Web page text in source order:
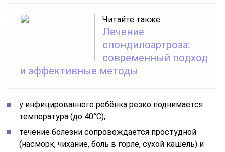
Читайте также:
Лечение
спондилоартроза:
современный подход
и эффективные методы
у инфицированного ребёнка резко поднимается
температура (до 40°С);
течение болезни сопровождается простудной
(насморк, чихание, боль в горле, сухой кашель) и